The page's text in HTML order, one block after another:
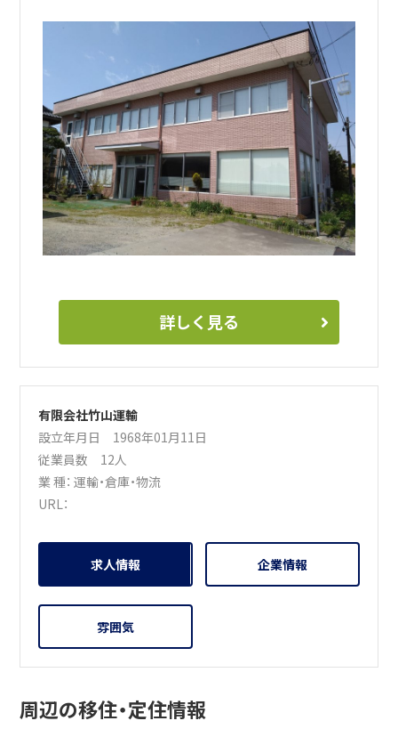
私たちと一緒に、地域物流を支え、社会に貢献する仕事をし
皆様からのご応募を心よりお待ちしています。
詳しく見る
有限会社竹山運輸
設立年月日 1968年01月11日
従業員数 12人
業 種：運輸・倉庫・物流
URL：
求人情報 企業情報
雰囲気
周辺の移住・定住情報